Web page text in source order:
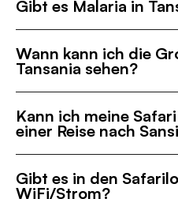
Gibt es Malaria in
Wann kann ich die
Tansania sehen?
Kann ich meine
einer Reise nach
Gibt es in den
WiFi/Strom?